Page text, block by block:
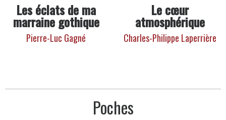
Les éclats de ma
marraine gothique
Pierre-Luc Gagné
Le cœur
atmosphérique
Charles-Philippe Laperrière
Poches